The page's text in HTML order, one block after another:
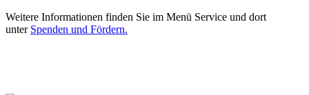
Weitere Informationen finden Sie im Menü Service und dort
unter Spenden und Fördern.